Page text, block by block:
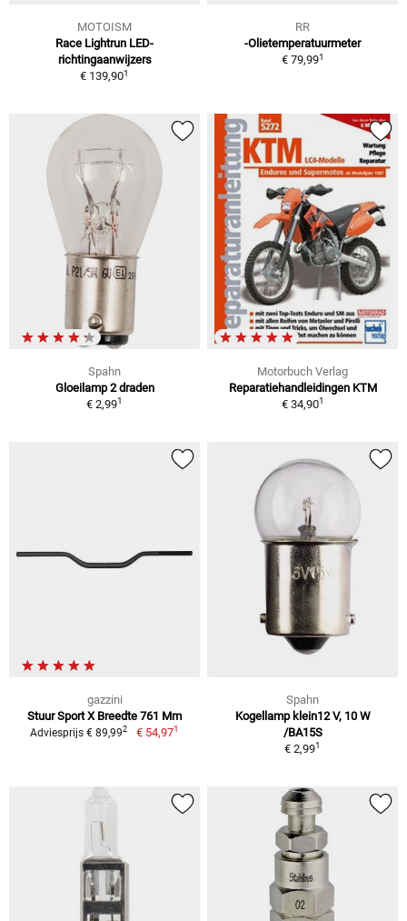
MOTOISM
Race Lightrun LED-
richtingaanwijzers
€ 139,901
RR
-Olietemperatuurmeter
€ 79,991
Spahn
Gloeilamp 2 draden
€ 2,991
Motorbuch Verlag
Reparatiehandleidingen KTM
€ 34,901
gazzini
Stuur Sport X Breedte 761 Mm
Adviesprijs € 89,992 € 54,971
Spahn
Kogellamp klein12 V, 10 W
/BA15S
€ 2,991